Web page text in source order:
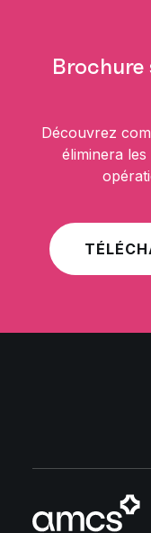
Découvrez
éliminera